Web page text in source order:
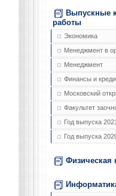
Выпускные
работы
Экономика
Менеджмент в
Менеджмент
Финансы и
Московский
Факультет
Год выпуска 2021
Год выпуска
Физическая